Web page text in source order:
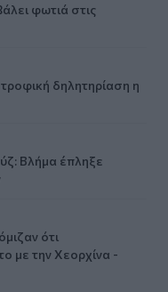
φωτιά στις
δηλητηρίαση η
Βλήμα έπληξε
ότι
με την Χεορχίνα -